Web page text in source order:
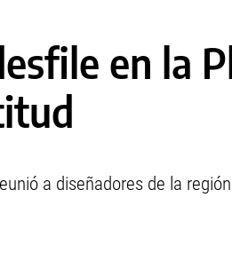
en la
a diseñadores de la